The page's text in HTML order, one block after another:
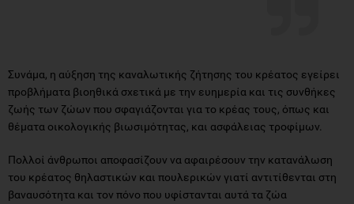
Συνάμα, η αύξηση της καναλωτικής ζήτησης του κρέατος εγείρει
προβλήματα βιοηθικά σχετικά με την ευημερία και τις συνθήκες
ζωής των ζώων που σφαγιάζονται για το κρέας τους, όπως και
θέματα οικολογικής βιωσιμότητας, και ασφάλειας τροφίμων.
Πολλοί άνθρωποι αποφασίζουν να αφαιρέσουν την κατανάλωση
του κρέατος θηλαστικών και πουλερικών γιατί αντιτίθενται στη
βαναυσότητα και τον πόνο που υφίστανται αυτά τα ζώα